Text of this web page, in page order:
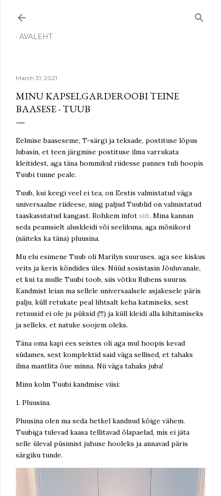
AVALEHT
March 31, 2021
MINU KAPSELGARDEROOBI TEINE
BAASESE - TUUB
Eelmise baaseseme, T-särgi ja teksade, postituse lõpus
lubasin, et teen järgmise postituse ilma varrukata
kleitidest, aga täna hommikul riidesse pannes tuli hoopis
Tuubi tunne peale.
Tuub, kui keegi veel ei tea, on Eestis valmistatud väga
universaalne riideese, ning paljud Tuublid on valmistatud
taaskasutatud kangast. Rohkem infot siit. Mina kannan
seda peamsielt aluskleidi või seelikuna, aga mõnikord
(näiteks ka täna) pluusina.
Mu elu esimene Tuub oli Marilyn suuruses, aga see kiskus
veits ja keris kõndides üles. Nüüd sosistasin Jõuluvanale,
et kui ta mulle Tuubi toob, siis võtku Rubens suurus.
Kandmist leian ma sellele universaalsele asjakesele päris
palju, küll retukate peal lihtsalt keha katmiseks, sest
retuusid ei ole ju püksid (!!!) ja küll kleidi alla kihitamiseks
ja selleks, et natuke soojem oleks.
Täna oma kapi ees seistes oli aga mul hoopis kevad
südames, sest komplektid said väga sellised, et tahaks
ilma mantlita õue minna. Nii väga tahaks juba!
Minu kolm Tuubi kandmise viisi:
1. Pluusina.
Pluusina olen ma seda hetkel kandnud kõige vähem.
Tuubiga tulevad kaasa tellitavad õlapaelad, mis ei jäta
selle üleval püsimist juhuse hooleks ja annavad päris
särgiku tunde.